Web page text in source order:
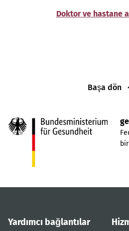
Doktor ve hastane
Başa dön
Yardımcı bağlantılar